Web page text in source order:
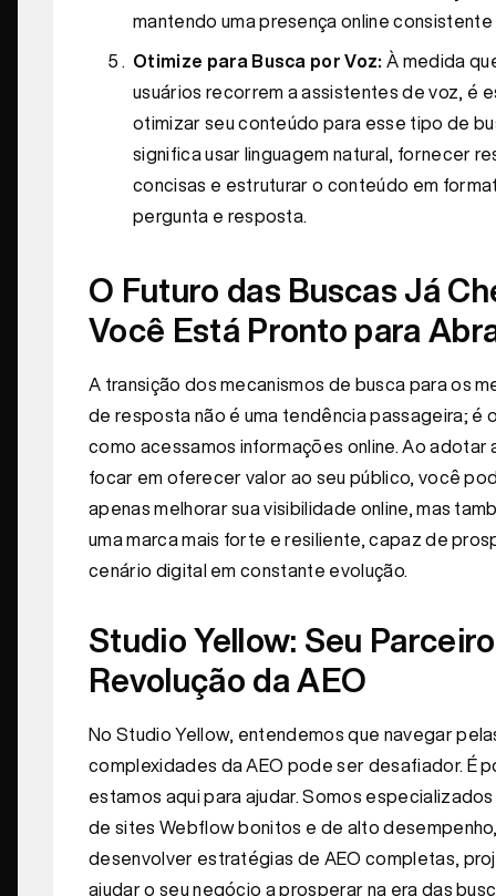
mantendo uma presença online
Otimize para Busca por Voz: À medida
usuários recorrem a assistentes de voz, é
otimizar seu conteúdo para esse tipo de
significa usar linguagem natural, fornecer
concisas e estruturar o conteúdo em
pergunta e resposta.
O Futuro das Buscas Já
Você Está Pronto para
A transição dos mecanismos de busca para os
de resposta não é uma tendência passageira; é
como acessamos informações online. Ao adotar
focar em oferecer valor ao seu público, você
apenas melhorar sua visibilidade online, mas
uma marca mais forte e resiliente, capaz de
cenário digital em constante evolução.
Studio Yellow: Seu
Revolução da AEO
No Studio Yellow, entendemos que navegar
complexidades da AEO pode ser desafiador. É
estamos aqui para ajudar. Somos
de sites Webflow bonitos e de alto
desenvolver estratégias de AEO completas,
ajudar o seu negócio a prosperar na era das